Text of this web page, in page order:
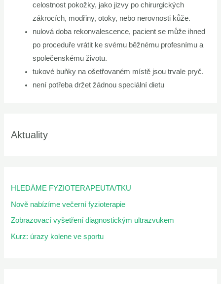
celostnost pokožky, jako jizvy po chirurgických
zákrocích, modřiny, otoky, nebo nerovnosti kůže.
nulová doba rekonvalescence, pacient se může ihned
po proceduře vrátit ke svému běžnému profesnímu a
společenskému životu.
tukové buňky na ošetřovaném místě jsou trvale pryč.
není potřeba držet žádnou speciální dietu
Aktuality
HLEDÁME FYZIOTERAPEUTA/TKU
Nově nabízíme večerní fyzioterapie
Zobrazovací vyšetření diagnostickým ultrazvukem
Kurz: úrazy kolene ve sportu